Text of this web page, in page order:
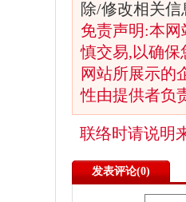
除/修改相关
免责声明:本
慎交易,以确
网站所展示的
性由提供者负
联络时请说明
发表评论(0)